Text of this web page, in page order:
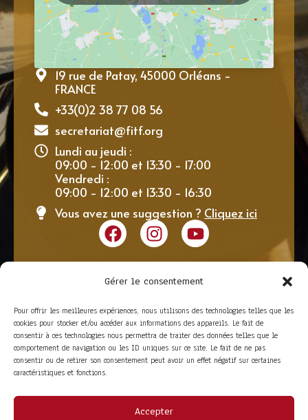
Gérer le consentement
Pour offrir les meilleures expériences, nous utilisons des technologies telles que les
cookies pour stocker et/ou accéder aux informations des appareils. Le fait de
consentir à ces technologies nous permettra de traiter des données telles que le
comportement de navigation ou les ID uniques sur ce site. Le fait de ne pas
consentir ou de retirer son consentement peut avoir un effet négatif sur certaines
caractéristiques et fonctions.
Accepter
19 rue de Patay, 45000 Orléans -
FRANCE
+33(0)2 38 77 08 56
secretariat@fitf.org
Lundi au jeudi :
09:00 - 12:00 et 13:30 - 17:00
Vendredi :
09:00 - 12:00 et 13:30 - 16:30
Vous avez une suggestion ? Cliquez ici